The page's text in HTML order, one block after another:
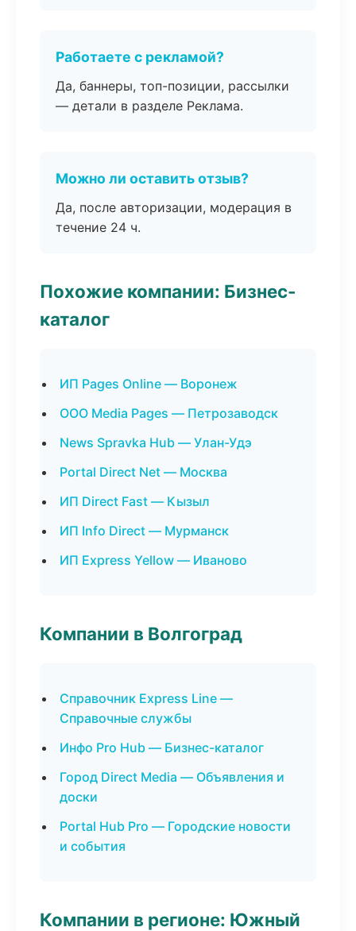
Работаете с рекламой?
Да, баннеры, топ-позиции, рассылки
— детали в разделе Реклама.
Можно ли оставить отзыв?
Да, после авторизации, модерация в
течение 24 ч.
Похожие компании: Бизнес-
каталог
ИП Pages Online — Воронеж
ООО Media Pages — Петрозаводск
News Spravka Hub — Улан-Удэ
Portal Direct Net — Москва
ИП Direct Fast — Кызыл
ИП Info Direct — Мурманск
ИП Express Yellow — Иваново
Компании в Волгоград
Справочник Express Line —
Справочные службы
Инфо Pro Hub — Бизнес-каталог
Город Direct Media — Объявления и
доски
Portal Hub Pro — Городские новости
и события
Компании в регионе: Южный